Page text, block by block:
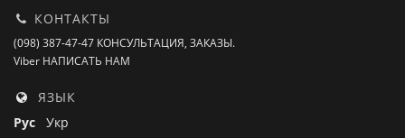
КОНТАКТЫ
(098) 387-47-47 КОНСУЛЬТАЦИЯ, ЗАКАЗЫ.
Viber НАПИСАТЬ НАМ
ЯЗЫК
Рус Укр